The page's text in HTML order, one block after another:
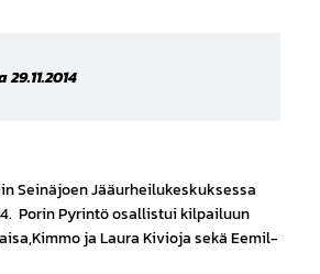
Seinäjoen Jääurheilukeskuksessa
Porin Pyrintö osallistui kilpailuun
ja Laura Kivioja sekä Eemil-